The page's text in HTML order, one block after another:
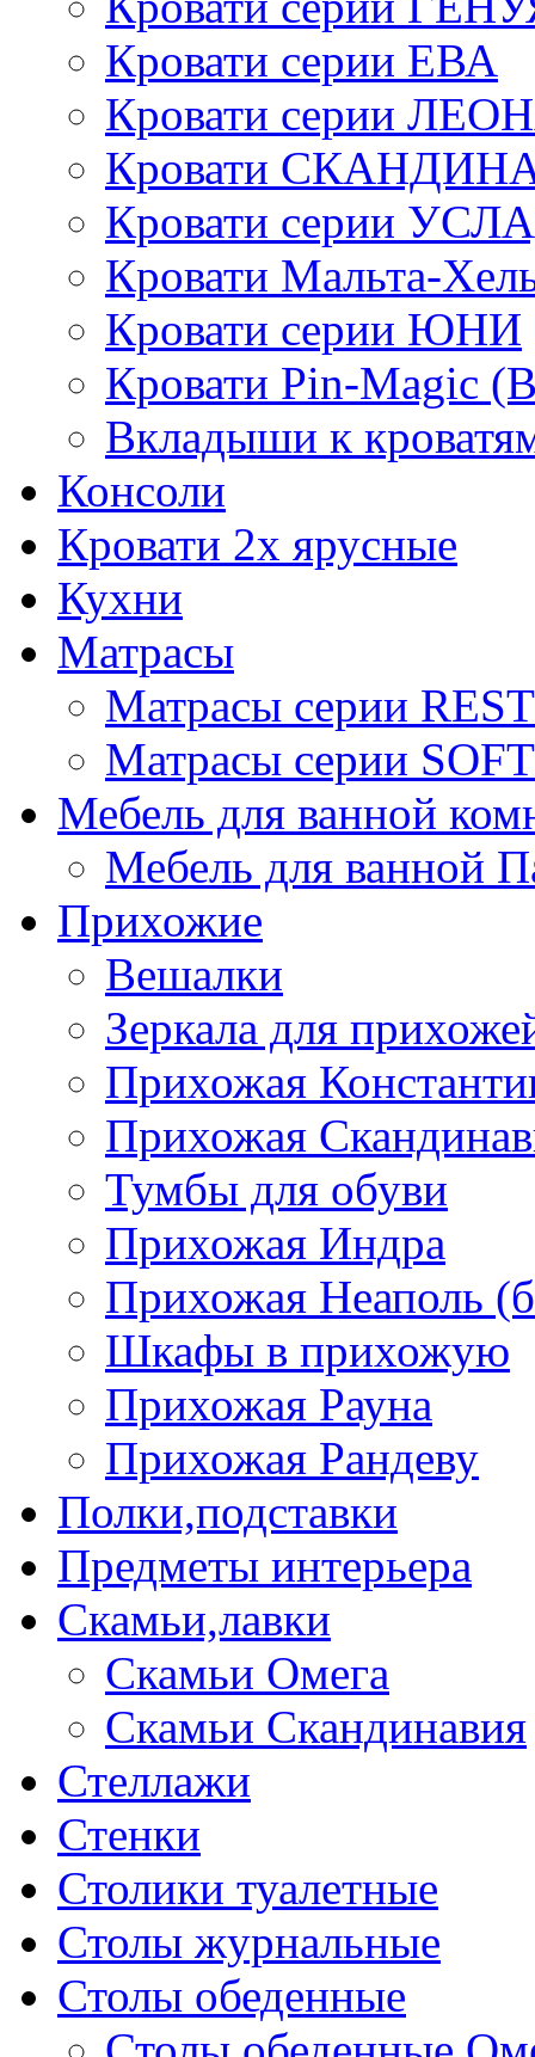
Кровати серии ЕВА
Кровати серии
Кровати
Кровати серии
Кровати Мальта-
Кровати серии ЮНИ
Кровати Pin-Magic
Вкладыши к
Консоли
Кровати 2х ярусные
Кухни
Матрасы
Матрасы серии REST
Матрасы серии SOFT
Мебель для ванной
Мебель для ванной
Прихожие
Вешалки
Зеркала для
Прихожая
Прихожая
Тумбы для обуви
Прихожая Индра
Прихожая Неаполь
Шкафы в прихожую
Прихожая Рауна
Прихожая Рандеву
Полки,подставки
Предметы интерьера
Скамьи,лавки
Скамьи Омега
Скамьи Скандинавия
Стеллажи
Стенки
Столики туалетные
Столы журнальные
Столы обеденные